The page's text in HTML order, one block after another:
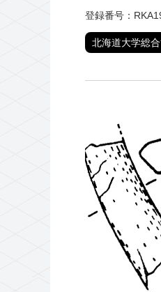
登録番号：
北海道大学総